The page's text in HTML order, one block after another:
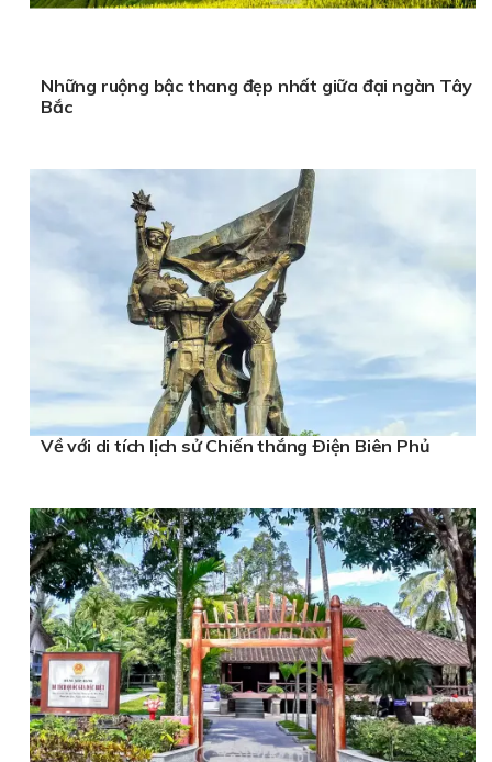
Những ruộng bậc thang đẹp nhất giữa đại ngàn Tây
Bắc
Về với di tích lịch sử Chiến thắng Ðiện Biên Phủ